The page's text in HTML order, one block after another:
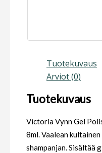
Tuotekuvaus
Arviot (0)
Tuotekuvaus
Victoria Vynn Gel
8ml. Vaalean
shampanjan. Sisältää